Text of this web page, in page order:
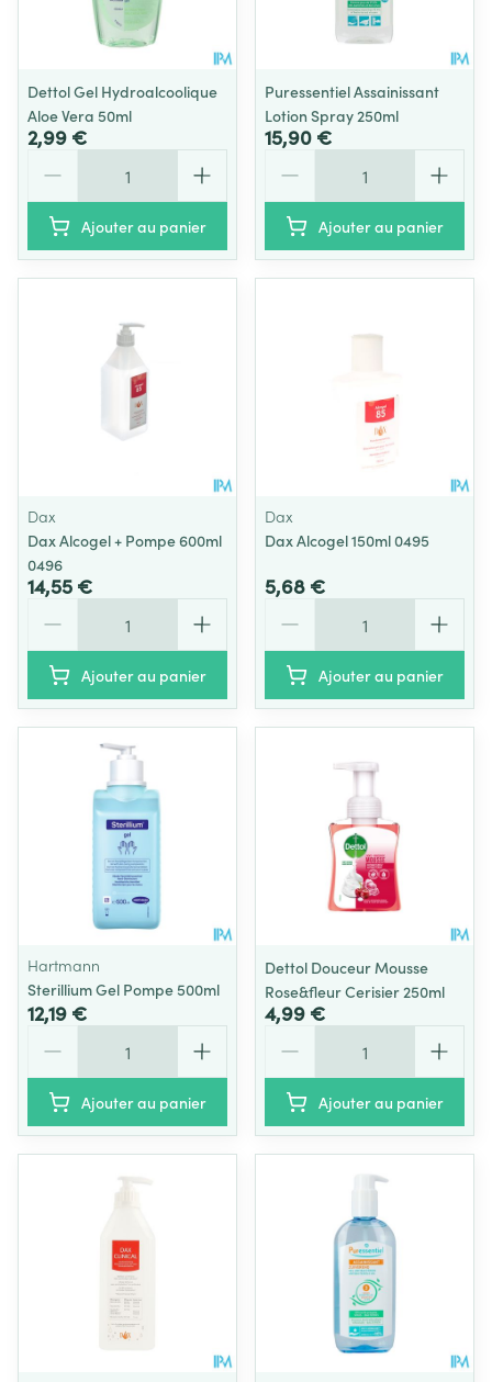
Dettol Gel Hydroalcoolique
Aloe Vera 50ml
2,99 €
Ajouter au panier
Puressentiel Assainissant
Lotion Spray 250ml
15,90 €
Ajouter au panier
Dax
Dax Alcogel + Pompe 600ml
0496
14,55 €
Ajouter au panier
Dax
Dax Alcogel 150ml 0495
5,68 €
Ajouter au panier
Hartmann
Sterillium Gel Pompe 500ml
12,19 €
Ajouter au panier
Dettol Douceur Mousse
Rose&fleur Cerisier 250ml
4,99 €
Ajouter au panier